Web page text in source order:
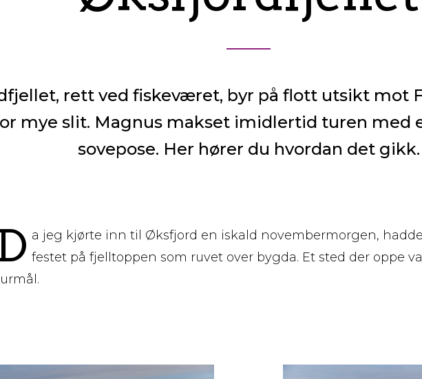
rett ved fiskeværet, byr på flott utsikt mot
mye slit. Magnus makset imidlertid turen med
sovepose. Her hører du hvordan det gikk.
a jeg kjørte inn til Øksfjord en iskald novembermorgen,
festet på fjelltoppen som ruvet over bygda. Et sted der oppe